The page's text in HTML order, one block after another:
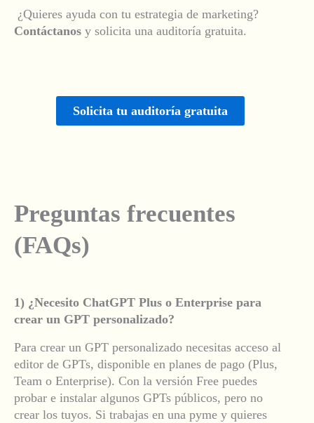
¿Quieres ayuda con tu estrategia de marketing?
Contáctanos y solicita una auditoría gratuita.
Solicita tu auditoría gratuita
Preguntas frecuentes
(FAQs)
1) ¿Necesito ChatGPT Plus o Enterprise para
crear un GPT personalizado?
Para crear un GPT personalizado necesitas acceso al
editor de GPTs, disponible en planes de pago (Plus,
Team o Enterprise). Con la versión Free puedes
probar e instalar algunos GPTs públicos, pero no
crear los tuyos. Si trabajas en una pyme y quieres